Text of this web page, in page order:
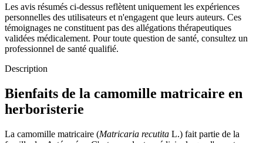
Les avis résumés ci-dessus reflètent uniquement les expériences
personnelles des utilisateurs et n'engagent que leurs auteurs. Ces
témoignages ne constituent pas des allégations thérapeutiques
validées médicalement. Pour toute question de santé, consultez un
professionnel de santé qualifié.
Description
Bienfaits de la camomille matricaire en
herboristerie
La camomille matricaire (Matricaria recutita L.) fait partie de la